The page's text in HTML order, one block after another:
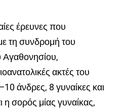
έρευνες που
τη συνδρομή του
Αγαθονησίου,
ακτές του
άνδρες, 8 γυναίκες και
η σορός μίας γυναίκας,